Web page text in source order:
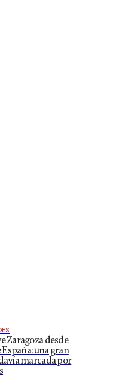
Zaragoza desde
España: una gran
marcada por